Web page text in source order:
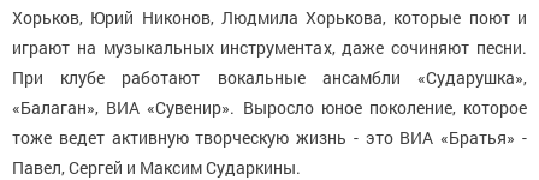
Хорьков, Юрий Никонов, Людмила Хорькова, которые поют и
играют на музыкальных инструментах, даже сочиняют песни.
При клубе работают вокальные ансамбли «Сударушка»,
«Балаган», ВИА «Сувенир». Выросло юное поколение, которое
тоже ведет активную творческую жизнь - это ВИА «Братья» -
Павел, Сергей и Максим Сударкины.